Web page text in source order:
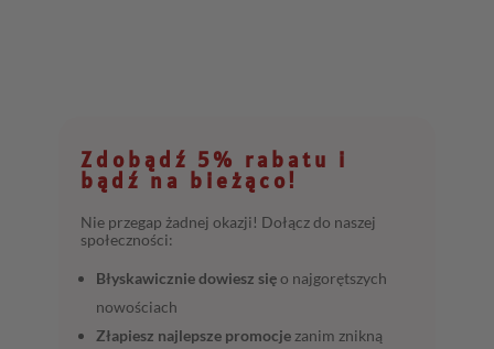
Zdobądź 5% rabatu i
bądź na bieżąco!
Nie przegap żadnej okazji! Dołącz do naszej
społeczności:
Błyskawicznie dowiesz sięo najgorętszych
nowościach
Złapiesz najlepsze promocjezanim znikną